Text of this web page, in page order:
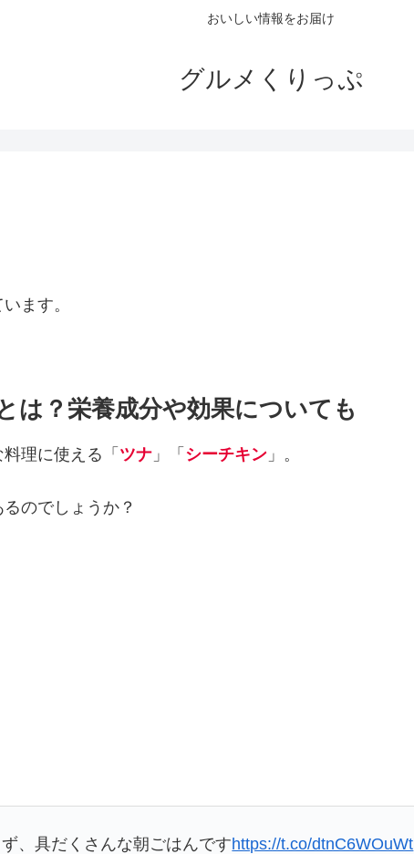
おいしい情報をお届け
グルメくりっぷ
ます。
は？栄養成分や効果についても
理に使える「 ツナ 」「 シーチキン 」。
のでしょうか？
、具だくさんな朝ごはんですhttps://t.co/dtnC6WOuWt